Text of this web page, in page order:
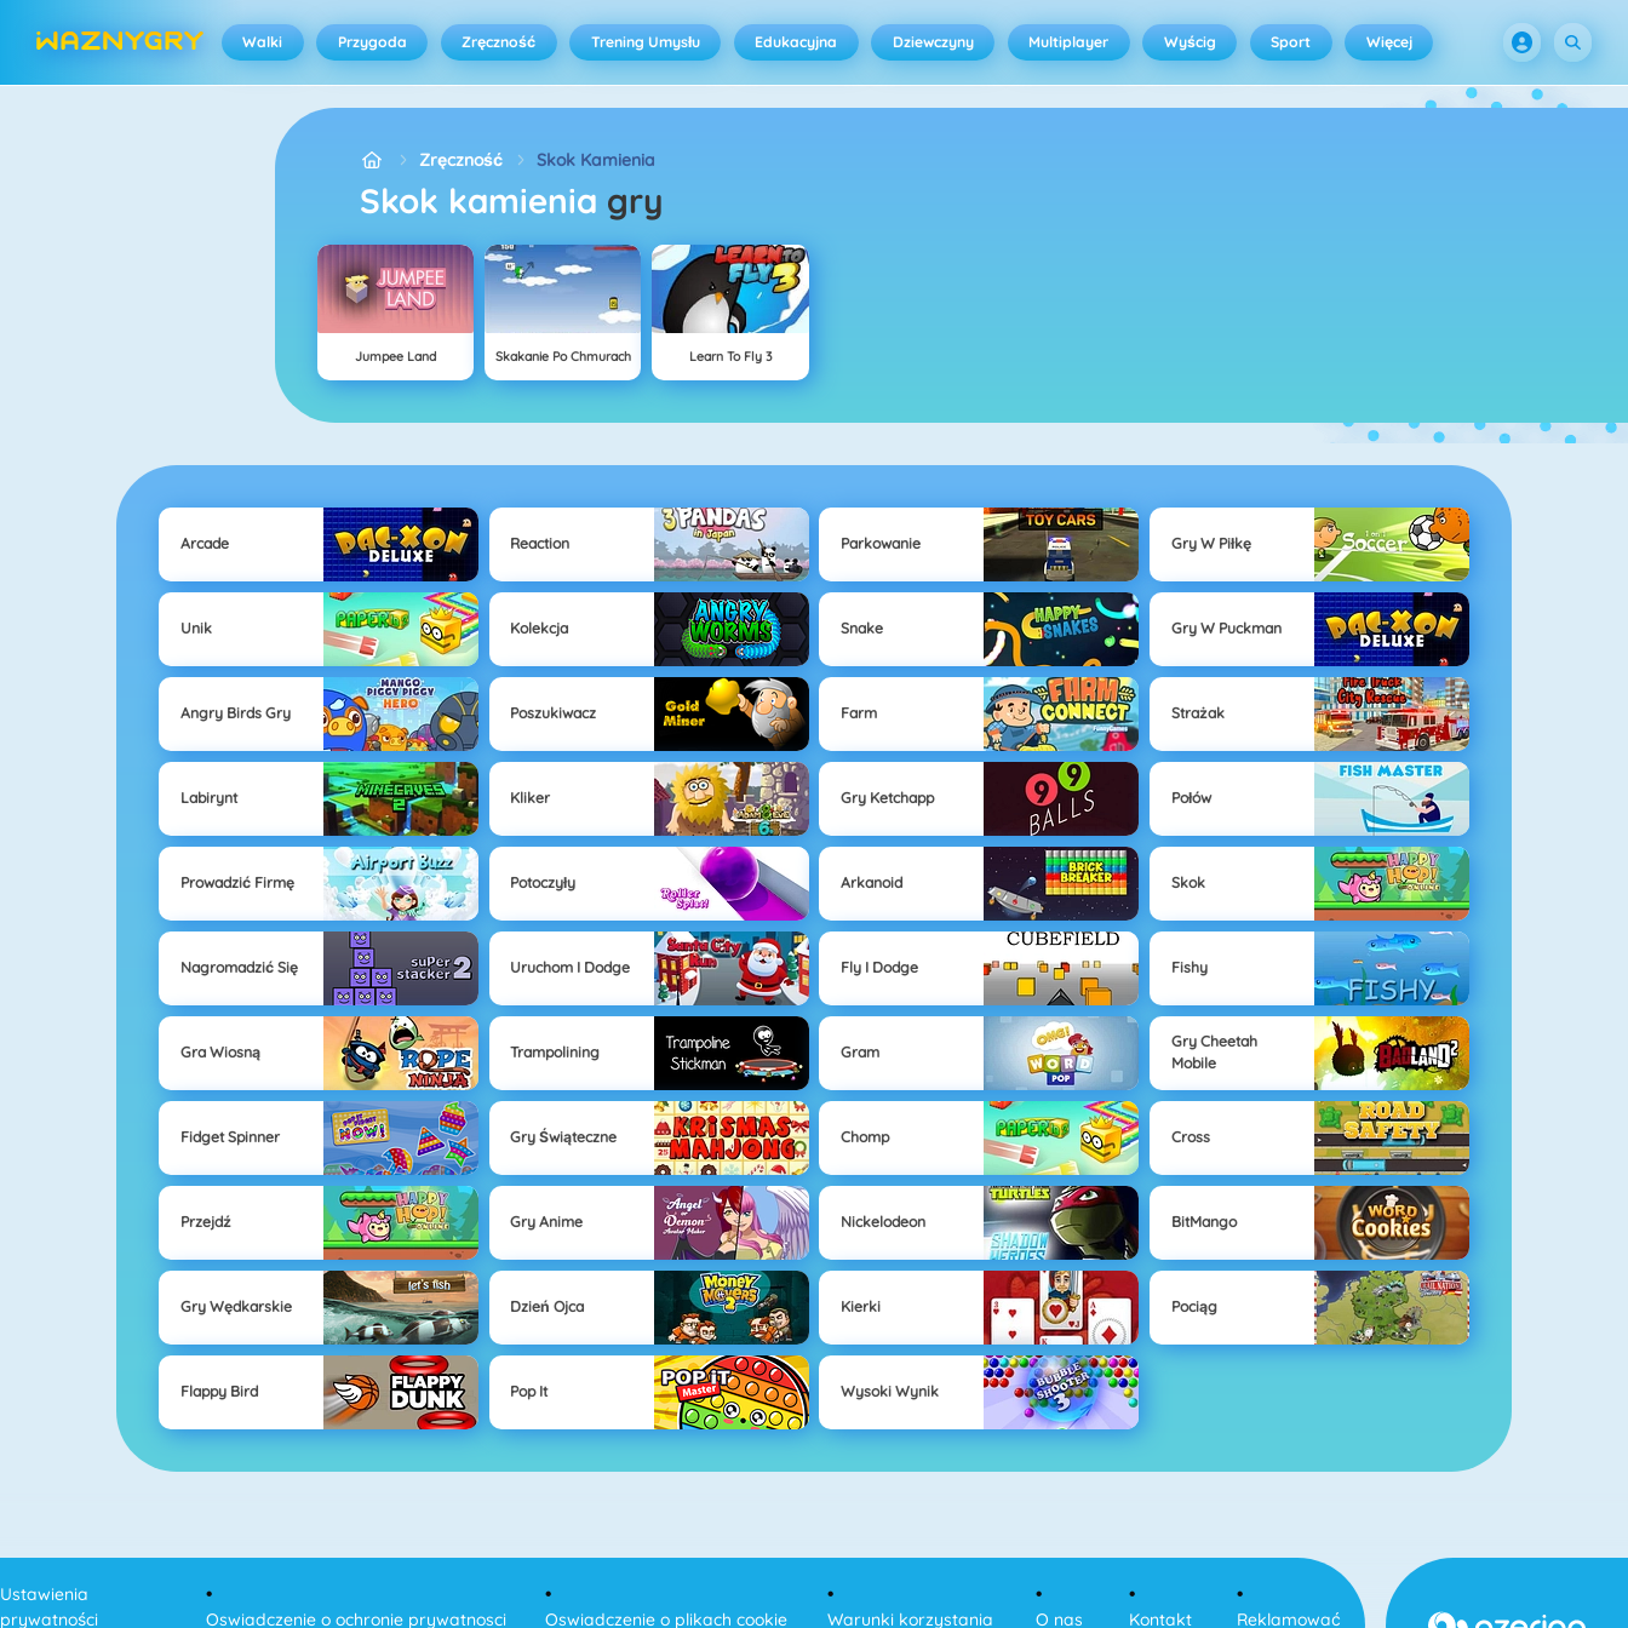
Walki Przygoda Zręczność Trening Umysłu Edukacyjna Dziewczyny Multiplayer Wyścig Sport Więcej
Zręczność Skok Kamienia
skok kamienia gry
Jumpee Land Skakanie Po Chmurach Learn To Fly 3
Arcade Reaction Parkowanie Gry W Piłkę
Unik Kolekcja Snake Gry W Puckman
Angry Birds Gry Poszukiwacz Farm Strażak
Labirynt Kliker Gry Ketchapp Połów
Prowadzić Firmę Potoczyły Arkanoid Skok
Nagromadzić Się Uruchom I Dodge Fly I Dodge Fishy
Gra Wiosną Trampolining Gram
Gry Cheetah
Mobile
Fidget Spinner Gry Świąteczne Chomp Cross
Przejdź Gry Anime Nickelodeon BitMango
Gry Wędkarskie Dzień Ojca Kierki Pociąg
Flappy Bird Pop It Wysoki Wynik
Ustawienia
prywatności
Oswiadczenie o ochronie prywatnosci Oswiadczenie o plikach cookie Warunki korzystania O nas Kontakt Reklamować